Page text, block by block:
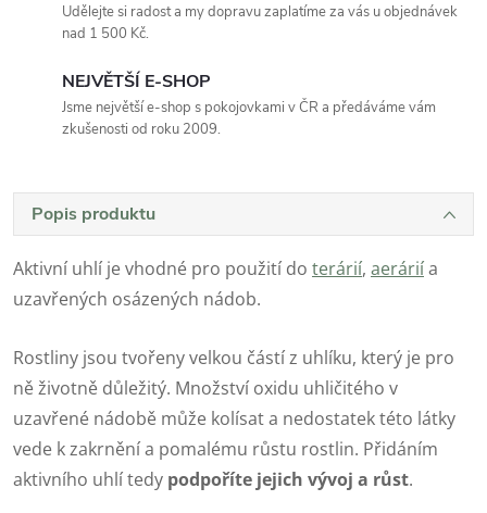
Udělejte si radost a my dopravu zaplatíme za vás u objednávek
nad 1 500 Kč.
NEJVĚTŠÍ E-SHOP
Jsme největší e-shop s pokojovkami v ČR a předáváme vám
zkušenosti od roku 2009.
Popis produktu
Aktivní uhlí je vhodné pro použití do terárií, aeráriía
uzavřených osázených nádob.
Rostliny jsou tvořeny velkou částí z uhlíku, který je pro
ně životně důležitý. Množství oxidu uhličitého v
uzavřené nádobě může kolísat a nedostatek této látky
vede k zakrnění a pomalému růstu rostlin. Přidáním
aktivního uhlí tedy podpoříte jejich vývoj a růst.